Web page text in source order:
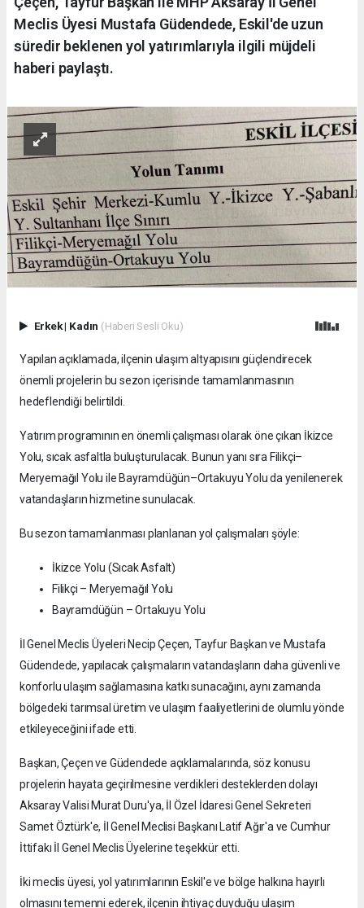
Meclis Üyesi Mustafa Güdendede, Eskil'de uzun
süredir beklenen yol yatırımlarıyla ilgili müjdeli
haberi paylaştı.
Erkek| Kadın (Haberi Sesli Oku)
Yapılan açıklamada, ilçenin ulaşım altyapısını güçlendirecek
önemli projelerin bu sezon içerisinde tamamlanmasının
hedeflendiği belirtildi.
Yatırım programının en önemli çalışması olarak öne çıkan İkizce
Yolu, sıcak asfaltla buluşturulacak. Bunun yanı sıra Filikçi–
Meryemağıl Yolu ile Bayramdüğün–Ortakuyu Yolu da yenilenerek
vatandaşların hizmetine sunulacak.
Bu sezon tamamlanması planlanan yol çalışmaları şöyle:
İkizce Yolu (Sıcak Asfalt)
Filikçi – Meryemağıl Yolu
Bayramdüğün – Ortakuyu Yolu
İl Genel Meclis Üyeleri Necip Çeçen, Tayfur Başkan ve Mustafa
Güdendede, yapılacak çalışmaların vatandaşların daha güvenli ve
konforlu ulaşım sağlamasına katkı sunacağını, aynı zamanda
bölgedeki tarımsal üretim ve ulaşım faaliyetlerini de olumlu yönde
etkileyeceğini ifade etti.
Başkan, Çeçen ve Güdendede açıklamalarında, söz konusu
projelerin hayata geçirilmesine verdikleri desteklerden dolayı
Aksaray Valisi Murat Duru'ya, İl Özel İdaresi Genel Sekreteri
Samet Öztürk'e, İl Genel Meclisi Başkanı Latif Ağır'a ve Cumhur
İttifakı İl Genel Meclis Üyelerine teşekkür etti.
İki meclis üyesi, yol yatırımlarının Eskil'e ve bölge halkına hayırlı
olmasını temenni ederek, ilçenin ihtiyaç duyduğu ulaşım